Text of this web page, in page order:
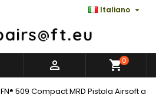
Italiano 
 0
FN® 509 Compact MRD Pistola Airsoft a